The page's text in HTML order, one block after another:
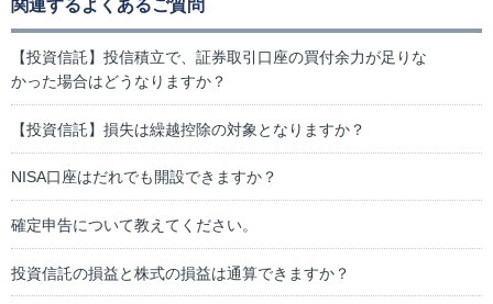
関連するよくあるご質問
【投資信託】投信積立で、証券取引口座の買付余力が足りな
かった場合はどうなりますか？
【投資信託】損失は繰越控除の対象となりますか？
NISA口座はだれでも開設できますか？
確定申告について教えてください。
投資信託の損益と株式の損益は通算できますか？